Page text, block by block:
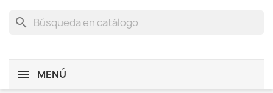
search
MENÚ